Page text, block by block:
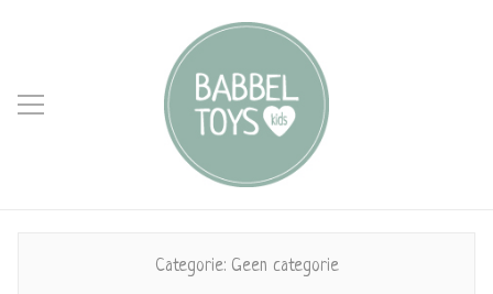
Categorie: Geen categorie